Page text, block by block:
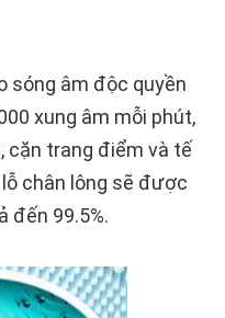
sóng âm độc quyền
xung âm mỗi phút,
cặn trang điểm và tế
chân lông sẽ được
đến 99.5%.